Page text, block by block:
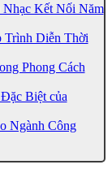
Kết Nối Năm
Diễn Thời
Phong Cách
Biệt của
Ngành Công